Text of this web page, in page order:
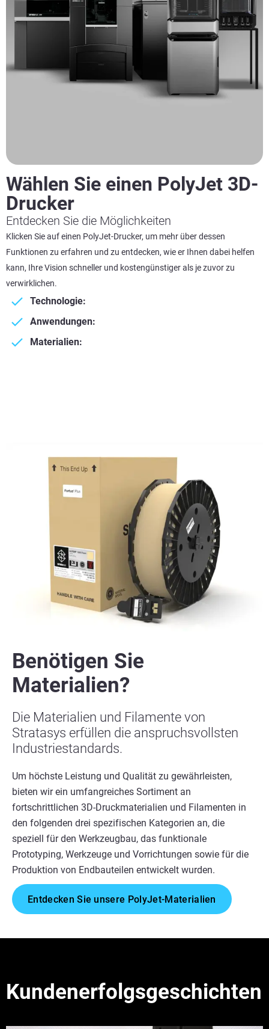
Wählen Sie einen PolyJet 3D-
Drucker
Entdecken Sie die Möglichkeiten
Klicken Sie auf einen PolyJet-Drucker, um mehr über dessen
Funktionen zu erfahren und zu entdecken, wie er Ihnen dabei helfen
kann, Ihre Vision schneller und kostengünstiger als je zuvor zu
verwirklichen.
Technologie:
Anwendungen:
Materialien:
Benötigen Sie
Materialien?
Die Materialien und Filamente von
Stratasys erfüllen die anspruchsvollsten
Industriestandards.
Um höchste Leistung und Qualität zu gewährleisten,
bieten wir ein umfangreiches Sortiment an
fortschrittlichen 3D-Druckmaterialien und Filamenten in
den folgenden drei spezifischen Kategorien an, die
speziell für den Werkzeugbau, das funktionale
Prototyping, Werkzeuge und Vorrichtungen sowie für die
Produktion von Endbauteilen entwickelt wurden.
Entdecken Sie unsere PolyJet-Materialien
Kundenerfolgsgeschichten